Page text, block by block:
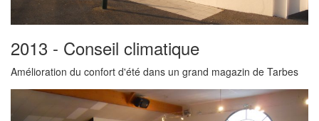
2013 - Conseil climatique
Amélioration du confort d'été dans un grand magazin de Tarbes